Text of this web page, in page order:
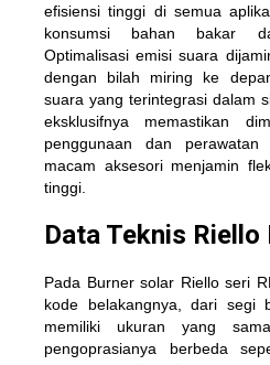
efisiensi tinggi di semua
konsumsi bahan bakar
Optimalisasi emisi suara
dengan bilah miring ke
suara yang terintegrasi dalam
eksklusifnya memastikan
penggunaan dan
macam aksesori menjamin
tinggi.
Data Teknis Riello
Pada Burner solar Riello seri
kode belakangnya, dari segi
memiliki ukuran yang
pengoprasianya berbeda